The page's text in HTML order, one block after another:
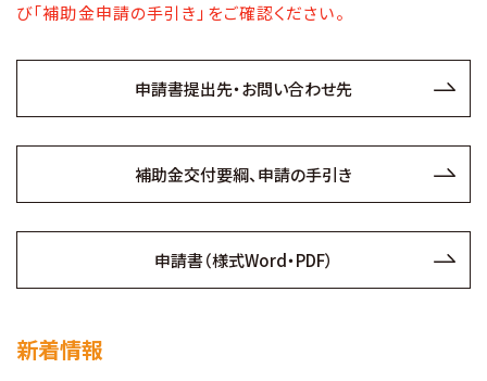
財団概要
お問い合わせ
Ohmi Environmental Plaza
ohmikankyo
び「補助金申請の手引き」をご確認ください。
申請書提出先・お問い合わせ先
補助金交付要綱、申請の手引き
申請書（様式Word・PDF）
新着情報